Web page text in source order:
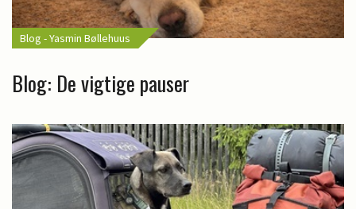
Blog - Yasmin Bøllehuus
Blog: De vigtige pauser